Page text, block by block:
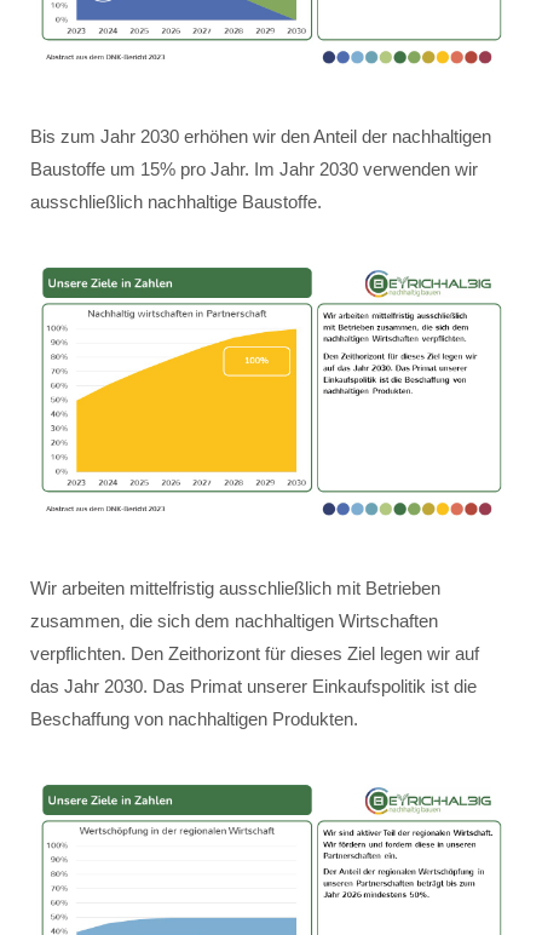
Bis zum Jahr 2030 erhöhen wir den Anteil der nachhaltigen
Baustoffe um 15% pro Jahr. Im Jahr 2030 verwenden wir
ausschließlich nachhaltige Baustoffe.
Wir arbeiten mittelfristig ausschließlich mit Betrieben
zusammen, die sich dem nachhaltigen Wirtschaften
verpflichten. Den Zeithorizont für dieses Ziel legen wir auf
das Jahr 2030. Das Primat unserer Einkaufspolitik ist die
Beschaffung von nachhaltigen Produkten.